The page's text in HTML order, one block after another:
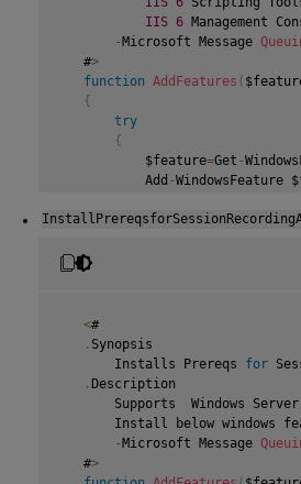
IIS 6 Management
-Microsoft Message
   #
>
function AddFeatures (
{
try
{
           $feature
=Get -
           Add
-WindowsFeature
catch
           Write
       Write
   $system
= gwmi
-not ( ( $system - Like
       Write
       Exit
<#
. Synopsis
       Installs Prereqs
for
. Description
       Supports  Windows Server
Install below windows
-Microsoft Message
   #
>